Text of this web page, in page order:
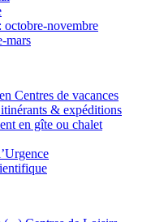
octobre-novembre
mars
Centres de vacances
& expéditions
en gîte ou chalet